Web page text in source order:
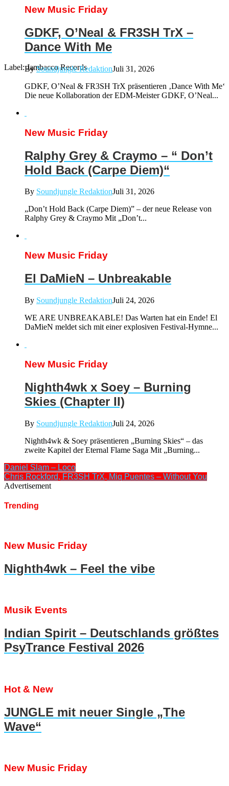
Label: Jambacco Records
New Music Friday
GDKF, O’Neal & FR3SH TrX –
Dance With Me
BySoundjungle RedaktionJuli 31, 2026
GDKF, O’Neal & FR3SH TrX präsentieren ‚Dance With Me‘
Die neue Kollaboration der EDM-Meister GDKF, O’Neal...
New Music Friday
Ralphy Grey & Craymo – “ Don’t
Hold Back (Carpe Diem)“
By Soundjungle RedaktionJuli 31, 2026
„Don’t Hold Back (Carpe Diem)” – der neue Release von
Ralphy Grey & Craymo Mit „Don’t...
New Music Friday
El DaMieN – Unbreakable
By Soundjungle RedaktionJuli 24, 2026
WE ARE UNBREAKABLE! Das Warten hat ein Ende! El
DaMieN meldet sich mit einer explosiven Festival-Hymne...
New Music Friday
Nighth4wk x Soey – Burning
Skies (Chapter II)
By Soundjungle RedaktionJuli 24, 2026
Nighth4wk & Soey präsentieren „Burning Skies“ – das
zweite Kapitel der Eternal Flame Saga Mit „Burning...
Daniel Slam – Loco
Chris Rockford, FR3SH TrX, Miq Puentes – Without You
Advertisement
Trending
New Music Friday
Nighth4wk – Feel the vibe
Musik Events
Indian Spirit – Deutschlands größtes
PsyTrance Festival 2026
Hot & New
JUNGLE mit neuer Single „The
Wave“
New Music Friday